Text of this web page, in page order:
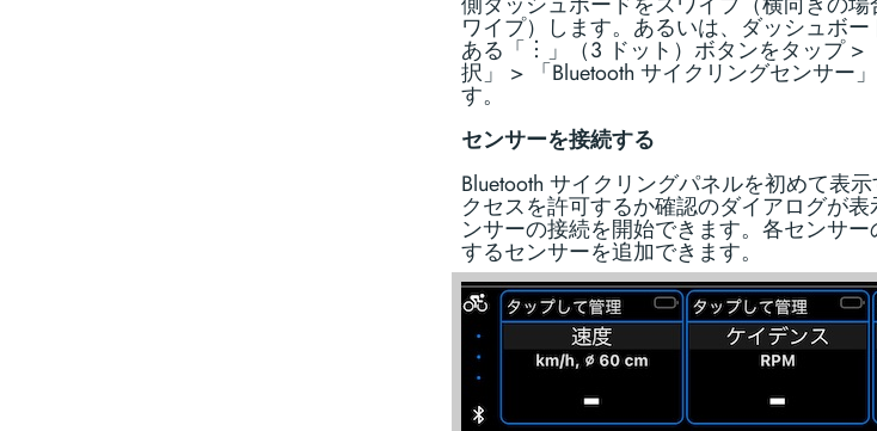
ワイプ）します。あるいは、ダッシュボ
ある「︙」（3 ドット）ボタンをタップ >
択」 > 「Bluetooth サイクリングセンサー
す。
センサーを接続する
Bluetooth サイクリングパネルを初めて表
クセスを許可するか確認のダイアログが
ンサーの接続を開始できます。各センサ
するセンサーを追加できます。